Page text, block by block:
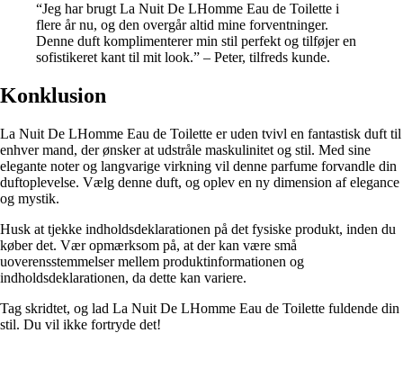
“Jeg har brugt La Nuit De LHomme Eau de Toilette i
flere år nu, og den overgår altid mine forventninger.
Denne duft komplimenterer min stil perfekt og tilføjer en
sofistikeret kant til mit look.” – Peter, tilfreds kunde.
Konklusion
La Nuit De LHomme Eau de Toilette er uden tvivl en fantastisk duft til
enhver mand, der ønsker at udstråle maskulinitet og stil. Med sine
elegante noter og langvarige virkning vil denne parfume forvandle din
duftoplevelse. Vælg denne duft, og oplev en ny dimension af elegance
og mystik.
Husk at tjekke indholdsdeklarationen på det fysiske produkt, inden du
køber det. Vær opmærksom på, at der kan være små
uoverensstemmelser mellem produktinformationen og
indholdsdeklarationen, da dette kan variere.
Tag skridtet, og lad La Nuit De LHomme Eau de Toilette fuldende din
stil. Du vil ikke fortryde det!